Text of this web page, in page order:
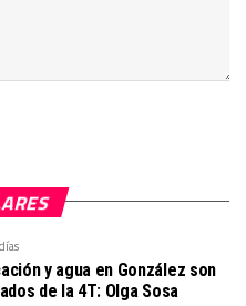
y agua en González son
de la 4T: Olga Sosa